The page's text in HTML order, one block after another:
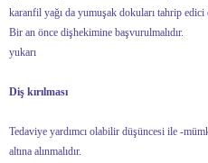
karanfil yağı da yumuşak dokuları tahrip edici
Bir an önce dişhekimine başvurulmalıdır.
yukarı
Diş kırılması
Tedaviye yardımcı olabilir düşüncesi ile -
altına alınmalıdır.